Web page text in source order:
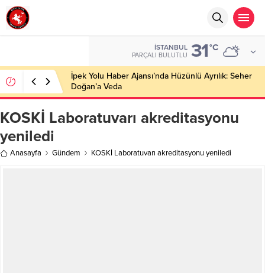
İSTANBUL
PARÇALI BULUTLU 31°C
İpek Yolu Haber Ajansı’nda Hüzünlü Ayrılık: Seher
Doğan’a Veda
KOSKİ Laboratuvarı akreditasyonu
yeniledi
Anasayfa Gündem KOSKİ Laboratuvarı akreditasyonu yeniledi